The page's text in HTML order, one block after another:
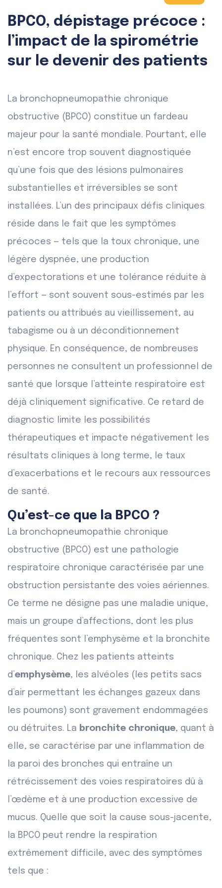
BPCO, dépistage précoce :
l’impact de la spirométrie
sur le devenir des patients
La bronchopneumopathie chronique
obstructive (BPCO) constitue un fardeau
majeur pour la santé mondiale. Pourtant, elle
n’est encore trop souvent diagnostiquée
qu’une fois que des lésions pulmonaires
substantielles et irréversibles se sont
installées. L’un des principaux défis cliniques
réside dans le fait que les symptômes
précoces — tels que la toux chronique, une
légère dyspnée, une production
d’expectorations et une tolérance réduite à
l’effort — sont souvent sous-estimés par les
patients ou attribués au vieillissement, au
tabagisme ou à un déconditionnement
physique. En conséquence, de nombreuses
personnes ne consultent un professionnel de
santé que lorsque l’atteinte respiratoire est
déjà cliniquement significative. Ce retard de
diagnostic limite les possibilités
thérapeutiques et impacte négativement les
résultats cliniques à long terme, le taux
d’exacerbations et le recours aux ressources
de santé.
Qu’est-ce que la BPCO ?
La bronchopneumopathie chronique
obstructive (BPCO) est une pathologie
respiratoire chronique caractérisée par une
obstruction persistante des voies aériennes.
Ce terme ne désigne pas une maladie unique,
mais un groupe d’affections, dont les plus
fréquentes sont l’emphysème et la bronchite
chronique. Chez les patients atteints
d’ emphysème, les alvéoles (les petits sacs
d’air permettant les échanges gazeux dans
les poumons) sont gravement endommagées
ou détruites. La bronchite chronique, quant à
elle, se caractérise par une inflammation de
la paroi des bronches qui entraîne un
rétrécissement des voies respiratoires dû à
l’œdème et à une production excessive de
mucus. Quelle que soit la cause sous-jacente,
la BPCO peut rendre la respiration
extrêmement difficile, avec des symptômes
tels que :